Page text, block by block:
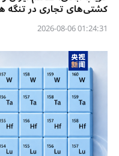
کشتی‌های تجاری در تنگه
01:24:31 2026-08-06